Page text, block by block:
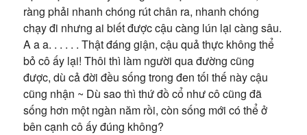
ràng phải nhanh chóng rút chân ra, nhanh chóng
chạy đi nhưng ai biết được cậu càng lún lại càng sâu.
A a a. . . . . . Thật đáng giận, cậu quả thực không thể
bỏ cô ấy lại! Thôi thì làm người qua đường cũng
được, dù cả đời đều sống trong đen tối thế này cậu
cũng nhận ~ Dù sao thì thứ đồ cổ như cô cũng đã
sống hơn một ngàn năm rồi, còn sống mới có thể ở
bên cạnh cô ấy đúng không?